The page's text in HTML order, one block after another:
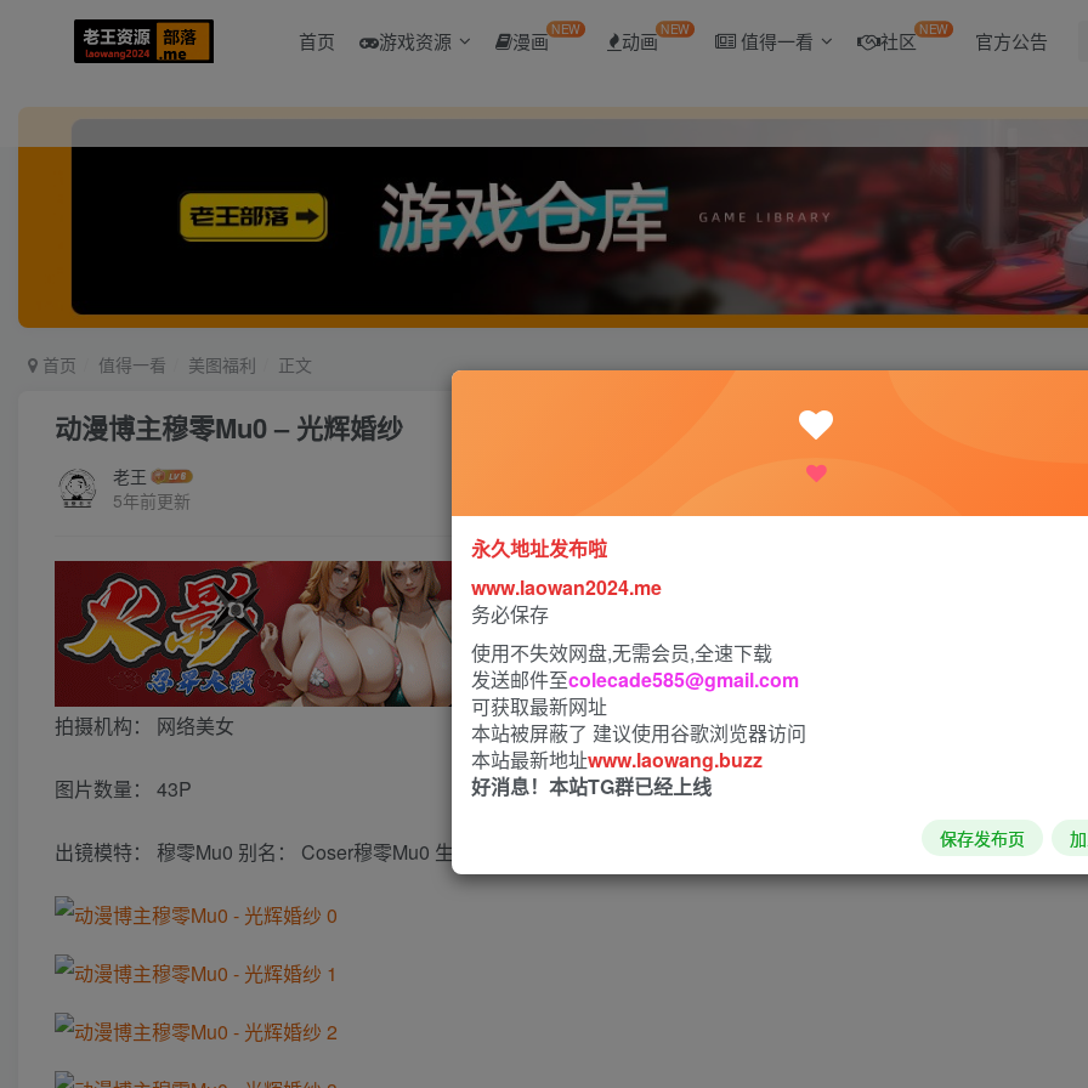
首页 游戏资源 漫画NEW 动画 NEW 值得一看 社区NEW 官方公告
首页 值得一看 美图福利 正文
动漫博主穆零Mu0 – 光辉婚纱
老王
5年前更新
拍摄机构： 网络美女
图片数量： 43P
出镜模特： 穆零Mu0 别名： Coser穆零Mu0 生日：1997-08-30；
永久地址发布啦
www.laowan2024.me
务必保存
使用不失效网盘,无需会员,全速下载
发送邮件至colecade585@gmail.com
可获取最新网址
本站被屏蔽了 建议使用谷歌浏览器访问
本站最新地址www.laowang.buzz
好消息！本站TG群已经上线
保存发布页